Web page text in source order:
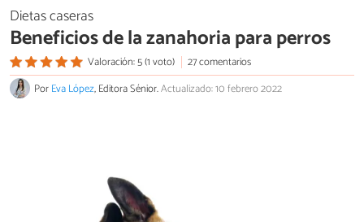
Dietas caseras
Beneficios de la zanahoria para perros
Valoración: 5 (1 voto)
27 comentarios
PorEva López, Editora Sénior.Actualizado: 10 febrero 2022